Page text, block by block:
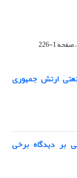
ارتش جمهوری
بر دیدگاه برخی